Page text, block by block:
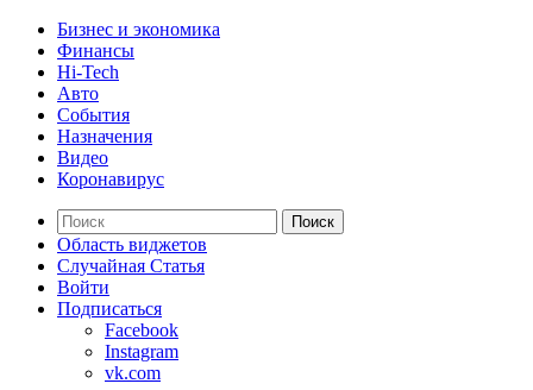
Бизнес и экономика
Финансы
Hi-Tech
Авто
События
Назначения
Видео
Коронавирус
Поиск
Область виджетов
Случайная Статья
Войти
Подписаться
Facebook
Instagram
vk.com